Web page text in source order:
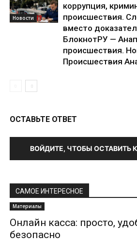
Новости
коррупция,
происшествия.
вместо
БлокнотРУ —
происшествия.
Происшествия
ОСТАВЬТЕ ОТВЕТ
ВОЙДИТЕ, ЧТОБЫ ОСТАВИТЬ
САМОЕ ИНТЕРЕСНОЕ
Материалы
Онлайн касса: просто,
безопасно